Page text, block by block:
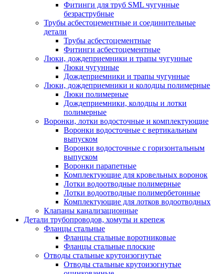
Фитинги для труб SML чугунные
безраструбные
Трубы асбестоцементные и соединительные
детали
Трубы асбестоцементные
Фитинги асбестоцементные
Люки, дождеприемники и трапы чугунные
Люки чугунные
Дождеприемники и трапы чугунные
Люки, дождеприемники и колодцы полимерные
Люки полимерные
Дождеприемники, колодцы и лотки
полимерные
Воронки, лотки водосточные и комплектующие
Воронки водосточные с вертикальным
выпуском
Воронки водосточные с горизонтальным
выпуском
Воронки парапетные
Комплектующие для кровельных воронок
Лотки водоотводные полимерные
Лотки водоотводные полимербетонные
Комплектующие для лотков водоотводных
Клапаны канализационные
Детали трубопроводов, хомуты и крепеж
Фланцы стальные
Фланцы стальные воротниковые
Фланцы стальные плоские
Отводы стальные крутоизогнутые
Отводы стальные крутоизогнутые